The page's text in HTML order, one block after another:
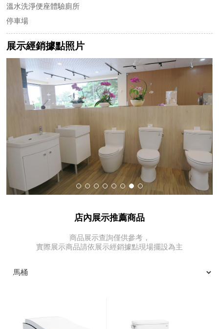
溫水洗淨便座體驗廁所
停車場
展示經銷據點照片
店內展示推薦商品
商品展示查詢僅供參考，
實際展示商品請依展示經銷據點現場擺設為主